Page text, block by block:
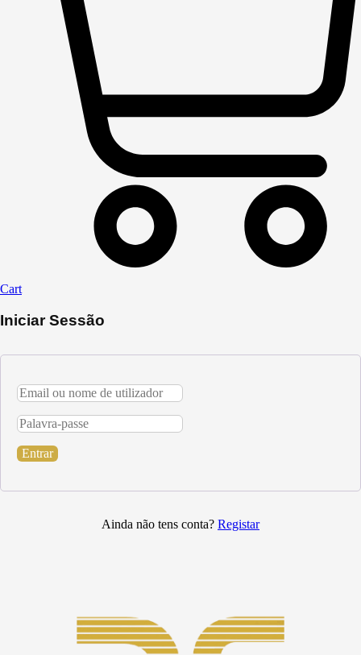
Cart
Iniciar Sessão
Entrar
Ainda não tens conta? Registar